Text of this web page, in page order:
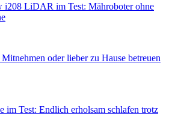
i208 LiDAR im Test: Mähroboter ohne
oder lieber zu Hause betreuen
im Test: Endlich erholsam schlafen trotz